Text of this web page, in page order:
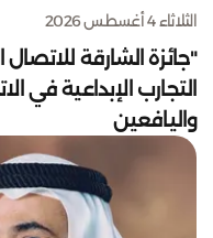
الثلاثاء 4 أغسطس 2026
"جائزة الشارقة
التجارب الإبداعية في
واليافعين